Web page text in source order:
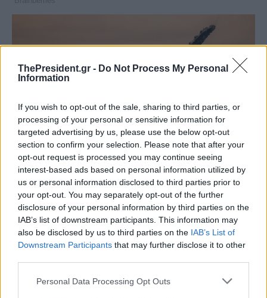
ThePresident.gr - Do Not Process My Personal
Information
If you wish to opt-out of the sale, sharing to third parties, or
processing of your personal or sensitive information for
targeted advertising by us, please use the below opt-out
section to confirm your selection. Please note that after your
opt-out request is processed you may continue seeing
interest-based ads based on personal information utilized by
us or personal information disclosed to third parties prior to
your opt-out. You may separately opt-out of the further
disclosure of your personal information by third parties on the
IAB’s list of downstream participants. This information may
also be disclosed by us to third parties on the IAB’s List of
Downstream Participants that may further disclose it to other
Personal Data Processing Opt Outs